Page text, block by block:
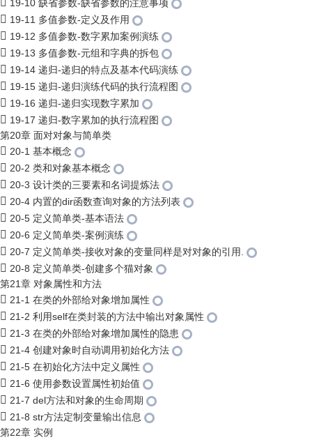
19-10 缺省参数-缺省参数的注意事项
19-11 多值参数-定义及作用
19-12 多值参数-数字累加案例演练
19-13 多值参数-元组和字典的拆包
19-14 递归-递归的特点及基本代码演练
19-15 递归-递归演练代码的执行流程图
19-16 递归-递归实现数字累加
19-17 递归-数字累加的执行流程图
第20章 面对对象与简单类
20-1 基本概念
20-2 类和对象基本概念
20-3 设计类的三要素和名词提炼法
20-4 内置的dir函数查询对象的方法列表
20-5 定义简单类-基本语法
20-6 定义简单类-案例演练
20-7 定义简单类-接收对象的变量同样是对对象的引用.
20-8 定义简单类-创建多个猫对象
第21章 对象属性和方法
21-1 在类的外部给对象增加属性
21-2 利用self在类封装的方法中输出对象属性
21-3 在类的外部给对象增加属性的隐患
21-4 创建对象时自动调用初始化方法
21-5 在初始化方法中定义属性
21-6 使用参数设置属性初始值
21-7 del方法和对象的生命周期
21-8 str方法定制变量输出信息
第22章 实例